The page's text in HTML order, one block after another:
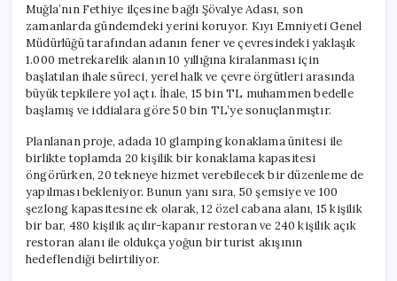
Kişilik
Adada
1000
Kişilik
Turizm
Tesisi
Planlanıyor
için
Muğla’nın Fethiye ilçesine bağlı Şövalye Adası, son
zamanlarda gündemdeki yerini koruyor. Kıyı Emniyeti Genel
Müdürlüğü tarafından adanın fener ve çevresindeki yaklaşık
1.000 metrekarelik alanın 10 yıllığına kiralanması için
başlatılan ihale süreci, yerel halk ve çevre örgütleri arasında
büyük tepkilere yol açtı. İhale, 15 bin TL muhammen bedelle
başlamış ve iddialara göre 50 bin TL’ye sonuçlanmıştır.
Planlanan proje, adada 10 glamping konaklama ünitesi ile
birlikte toplamda 20 kişilik bir konaklama kapasitesi
öngörürken, 20 tekneye hizmet verebilecek bir düzenleme de
yapılması bekleniyor. Bunun yanı sıra, 50 şemsiye ve 100
şezlong kapasitesine ek olarak, 12 özel cabana alanı, 15 kişilik
bir bar, 480 kişilik açılır-kapanır restoran ve 240 kişilik açık
restoran alanı ile oldukça yoğun bir turist akışının
hedeflendiği belirtiliyor.